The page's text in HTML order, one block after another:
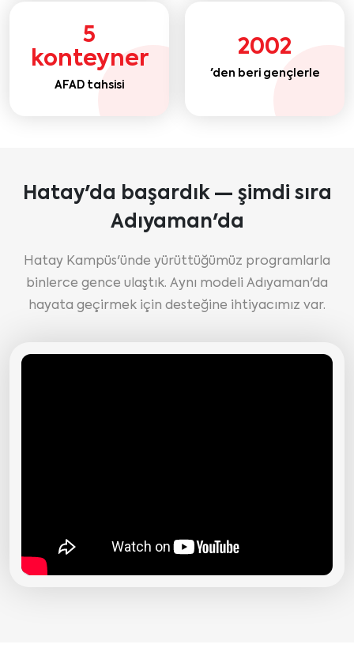
5
konteyner
AFAD tahsisi
2002
'den beri gençlerle
Hatay'da başardık — şimdi sıra
Adıyaman'da
Hatay Kampüs'ünde yürüttüğümüz programlarla
binlerce gence ulaştık. Aynı modeli Adıyaman'da
hayata geçirmek için desteğine ihtiyacımız var.